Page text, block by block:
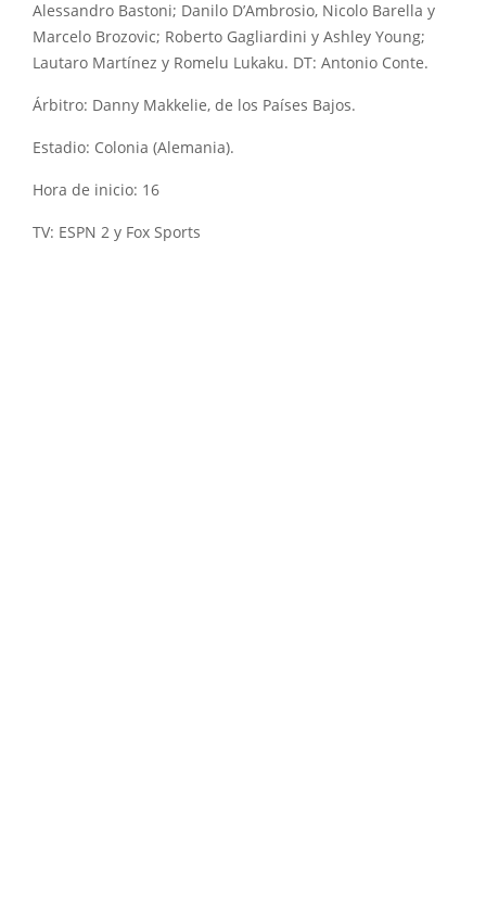
Alessandro Bastoni; Danilo D’Ambrosio, Nicolo Barella y
Marcelo Brozovic; Roberto Gagliardini y Ashley Young;
Lautaro Martínez y Romelu Lukaku. DT: Antonio Conte.
Árbitro: Danny Makkelie, de los Países Bajos.
Estadio: Colonia (Alemania).
Hora de inicio: 16
TV: ESPN 2 y Fox Sports